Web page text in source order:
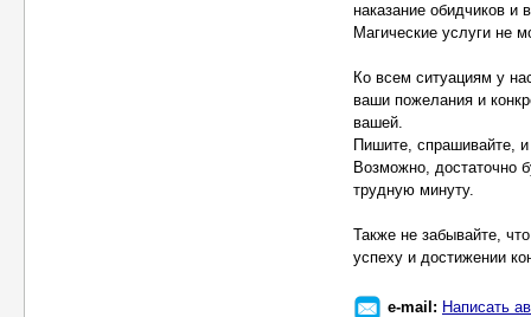
наказание обидчиков и
Магические услуги не
Ко всем ситуациям у
ваши пожелания и
вашей.
Пишите, спрашивайте,
Возможно, достаточно
трудную минуту.
Также не забывайте,
успеху и достижении
e-mail: Написать